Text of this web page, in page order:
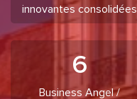
innovantes consolidées
6
Business Angel /